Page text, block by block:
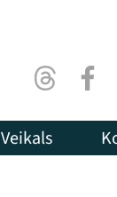
Threads
Veikals